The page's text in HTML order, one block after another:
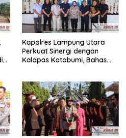
Kapolres Lampung Utara
Perkuat Sinergi dengan
Kalapas Kotabumi, Bahas